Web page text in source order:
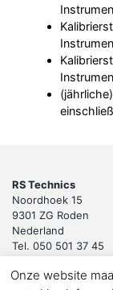
RS Technics
Noordhoek 15
9301 ZG Roden
Nederland
Tel. 050 501 37 45
Onze website